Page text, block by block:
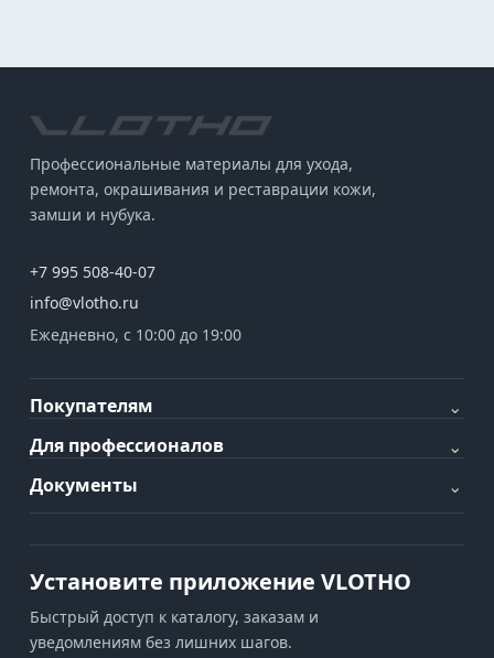
Профессиональные материалы для ухода,
ремонта, окрашивания и реставрации кожи,
замши и нубука.
+7 995 508-40-07
info@vlotho.ru
Ежедневно, с 10:00 до 19:00
Покупателям
⌄
Для профессионалов
⌄
Документы
⌄
Установите приложение VLOTHO
Быстрый доступ к каталогу, заказам и
уведомлениям без лишних шагов.